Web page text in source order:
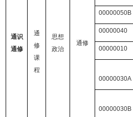
通识
通修
通
修
课
程
思想
政治
通修
00000050B
00000040
00000010
00000030A
00000030B